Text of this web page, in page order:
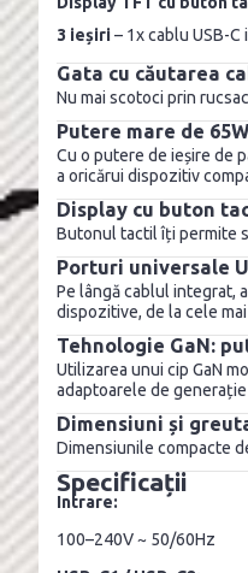
3 ieșiri– 1x cablu USB-
Gata cu căutarea
Nu mai scotoci prin
Putere mare de 65W
Cu o putere de ieșire de
a oricărui dispozitiv
Display cu buton
Butonul tactil îți permite
Porturi universale
Pe lângă cablul integrat,
dispozitive, de la cele
Tehnologie GaN:
Utilizarea unui cip GaN
adaptoarele de generație
Dimensiuni și
Dimensiunile compacte
Specificații
Intrare:
100–240V ~ 50/60Hz